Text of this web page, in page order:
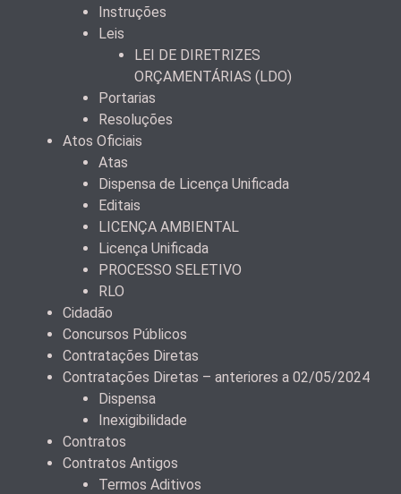
Instruções
Leis
LEI DE DIRETRIZES
ORÇAMENTÁRIAS (LDO)
Portarias
Resoluções
Atos Oficiais
Atas
Dispensa de Licença Unificada
Editais
LICENÇA AMBIENTAL
Licença Unificada
PROCESSO SELETIVO
RLO
Cidadão
Concursos Públicos
Contratações Diretas
Contratações Diretas – anteriores a 02/05/2024
Dispensa
Inexigibilidade
Contratos
Contratos Antigos
Termos Aditivos